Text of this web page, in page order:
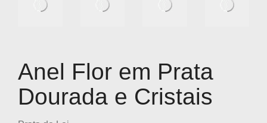
Anel Flor em Prata
Dourada e Cristais